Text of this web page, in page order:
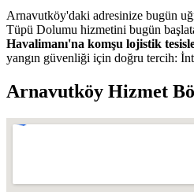
Arnavutköy'daki adresinize bugün
Tüpü Dolumu hizmetini bugün
Havalimanı'na komşu lojistik
yangın güvenliği için doğru tercih:
Arnavutköy Hizmet